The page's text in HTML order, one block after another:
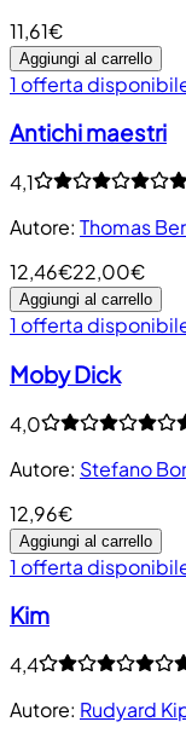
11,61€
Aggiungi al carrello
1 offerta
Antichi maestri
4,1
Autore: Thomas
12,46€22,00€
Aggiungi al carrello
1 offerta
Moby Dick
4,0
Autore: Stefano
12,96€
Aggiungi al carrello
1 offerta
Kim
4,4
Autore: Rudyard